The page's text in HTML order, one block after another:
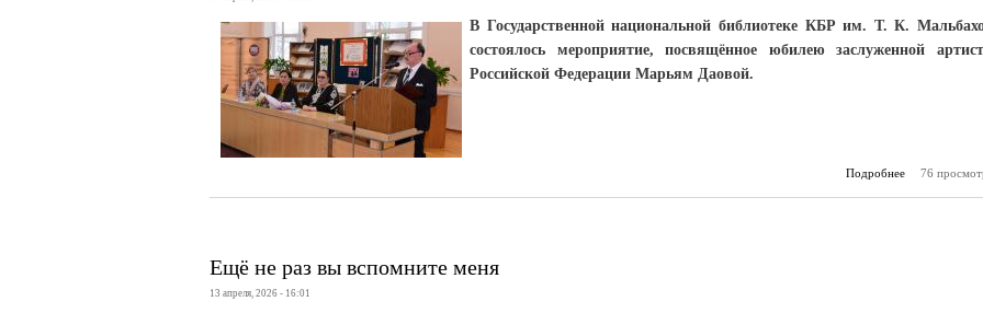
В Государственной национальной библиотеке КБР им. Т. К.
состоялось мероприятие, посвящённое юбилею заслуженной
Российской Федерации Марьям Даовой.
Подробнее
о Путь к
76
Ещё не раз вы вспомните меня
13 апреля, 2026 - 16:01